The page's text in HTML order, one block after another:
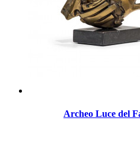
Archeo Luce del